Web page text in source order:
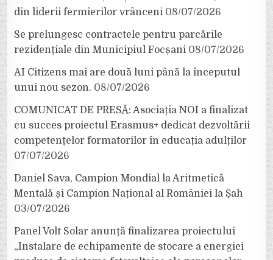
din liderii fermierilor vrânceni 08/07/2026
Se prelungesc contractele pentru parcările
rezidențiale din Municipiul Focșani 08/07/2026
AI Citizens mai are două luni până la începutul
unui nou sezon. 08/07/2026
COMUNICAT DE PRESĂ: Asociația NOI a finalizat
cu succes proiectul Erasmus+ dedicat dezvoltării
competențelor formatorilor în educația adulților
07/07/2026
Daniel Sava, Campion Mondial la Aritmetică
Mentală și Campion Național al României la Șah
03/07/2026
Panel Volt Solar anunță finalizarea proiectului
„Instalare de echipamente de stocare a energiei